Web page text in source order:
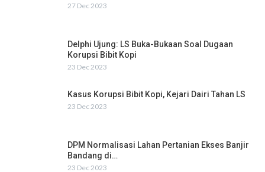
27 Dec 2023
Delphi Ujung: LS Buka-Bukaan Soal Dugaan
Korupsi Bibit Kopi
23 Dec 2023
Kasus Korupsi Bibit Kopi, Kejari Dairi Tahan LS
23 Dec 2023
DPM Normalisasi Lahan Pertanian Ekses Banjir
Bandang di…
23 Dec 2023